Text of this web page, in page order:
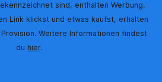
sind, enthalten Werbung.
Link klickst und etwas kaufst, erhalten
Weitere Informationen findest
du hier.